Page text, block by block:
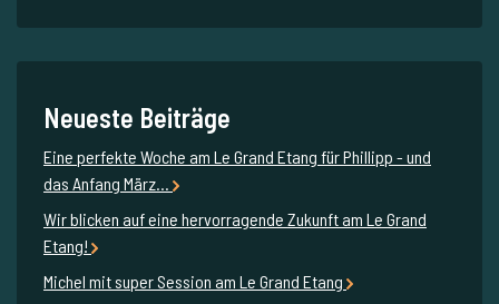
Neueste Beiträge
Eine perfekte Woche am Le Grand Etang für Phillipp - und
das Anfang März...
Wir blicken auf eine hervorragende Zukunft am Le Grand
Etang!
Michel mit super Session am Le Grand Etang